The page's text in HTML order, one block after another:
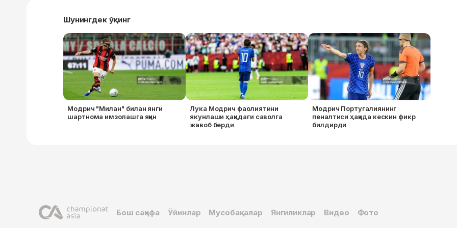
Шунингдек ўқинг
Модрич "Милан" билан янги
шартнома имзолашга яқин
Лука Модрич фаолиятини
якунлаши ҳақидаги саволга
жавоб берди
Модрич Португалиянинг
пеналтиси ҳақида кескин фикр
билдирди
Бош саҳифа Ўйинлар Мусобақалар Янгиликлар Видео Фото